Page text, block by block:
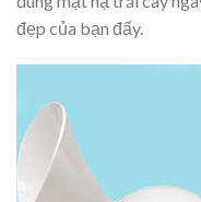
đẹp của bạn đấy.